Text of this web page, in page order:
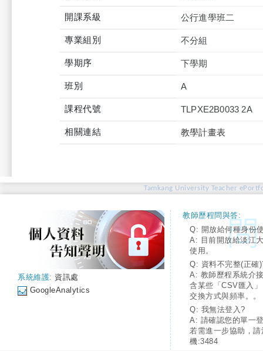
開課系級 公行進學班二
專業組別 不分組
學期序 下學期
班別 A
課程代號 TLPXE2B0033 2A
相關連結 教學計畫表
Tamkang University Teacher
系統維護: 資訊處
GoogleAnalytics
教師歷程問與答:
Q: 開放給何種身份
A: 目前開放給淡江
使用。
Q: 資料不完整(正確
A: 教師歷程系統介
含某些「CSV匯入
交換方式與頻率。。
Q: 我無法登入?
A: 請確認您的單一
若需進一步協助，
機:3484